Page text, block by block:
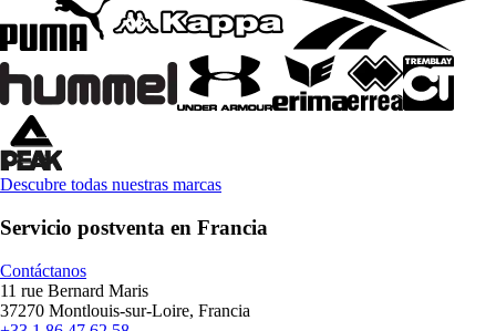
Descubre todas nuestras marcas
Servicio postventa en Francia
Contáctanos
11 rue Bernard Maris
37270 Montlouis-sur-Loire, Francia